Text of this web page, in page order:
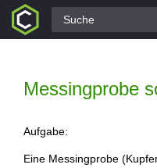
Alle Fragen
Messingprobe
Aufgabe:
Eine Messingprobe